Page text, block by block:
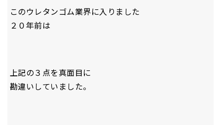
このウレタンゴム業界に入りました
２０年前は
上記の３点を真面目に
勘違いしていました。